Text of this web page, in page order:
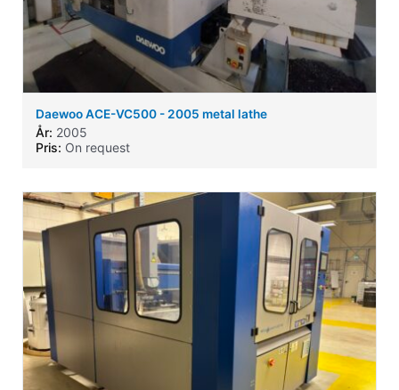
Daewoo ACE-VC500 - 2005 metal lathe
År: 2005
Pris: On request